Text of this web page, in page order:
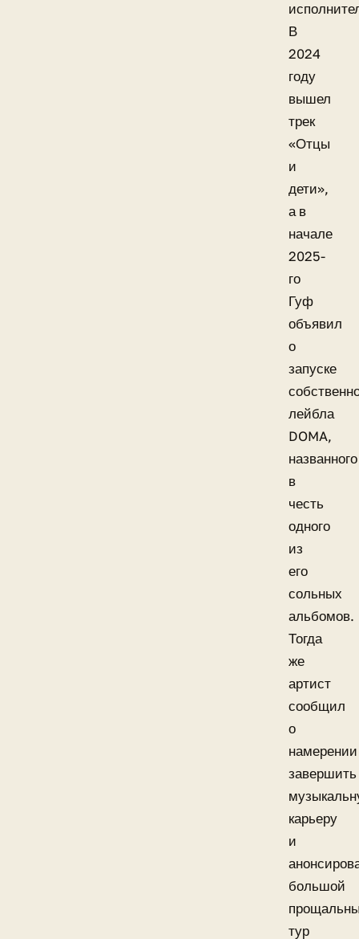
В
2024
году
вышел
трек
«Отцы
и
дети»,
а в
начале
2025-
го
Гуф
объявил
о
запуске
лейбла
DOMA,
названного
в
честь
одного
из
его
сольных
альбомов.
Тогда
же
артист
сообщил
о
намерении
завершить
карьеру
и
большой
тур